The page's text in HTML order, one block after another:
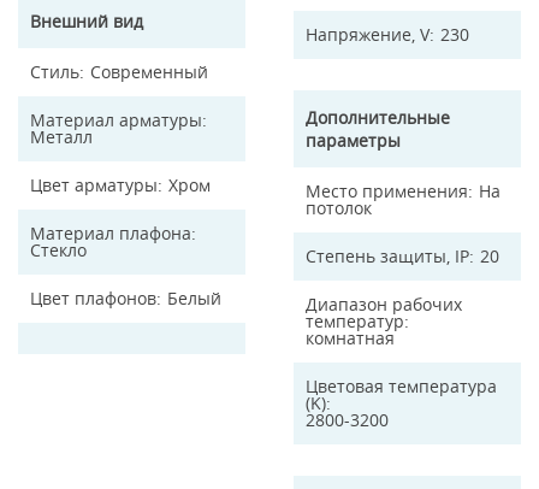
Внешний вид
Стиль Современный
Материал арматуры
Металл
Цвет арматуры Хром
Материал плафона
Стекло
Цвет плафонов Белый
Напряжение, V 230
Дополнительные
параметры
Место применения На
потолок
Степень защиты, IP 20
Диапазон рабочих
температур
комнатная
Цветовая температура
(K)
2800-3200